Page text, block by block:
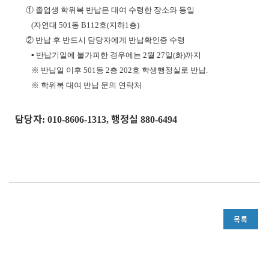
① 졸업생 학위복 반납은 대여 수령한 장소와 동일
(자연대 501 동 B112호(지하1 층)
② 반납 후 반드시 담당자에게 반납확인증 수령
▪ 반납기일에 불가피한 경우에는 2월 27일(화)까지
※ 반납일 이후 501 동 2층 202호 학생행정실로 반납
※ 학위복 대여 반납 문의 연락처
담당자: 010-8606-1313, 행정실 880-6494
목록